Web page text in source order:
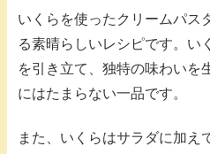
いくらを使ったクリームパス
る素晴らしいレシピです。い
を引き立て、独特の味わいを
にはたまらない一品です。
また、いくらはサラダに加え